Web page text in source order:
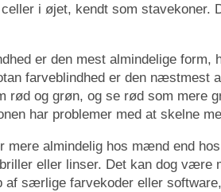
i øjet, kendt som stavekoner.
er den mest almindelige
farveblindhed er den næstmest
rød og grøn, og se rød som mere
har problemer med at skelne
mere almindelig hos mænd end
eller linser. Det kan dog
af særlige farvekoder eller